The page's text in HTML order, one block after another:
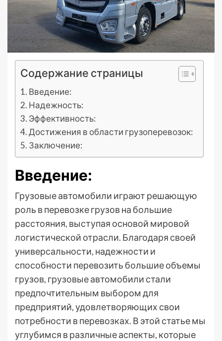
Содержание страницы
Введение:
Надежность:
Эффективность:
Достижения в области грузоперевозок:
Заключение:
Введение:
Грузовые автомобили играют решающую
роль в перевозке грузов на большие
расстояния, выступая основой мировой
логистической отрасли. Благодаря своей
универсальности, надежности и
способности перевозить большие объемы
грузов, грузовые автомобили стали
предпочтительным выбором для
предприятий, удовлетворяющих свои
потребности в перевозках. В этой статье мы
углубимся в различные аспекты, которые